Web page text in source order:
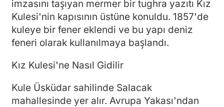
imzasını taşıyan mermer bir tughra yazıtı Kız
Kulesi'nin kapısının üstüne konuldu. 1857'de
kuleye bir fener eklendi ve bu yapı deniz
feneri olarak kullanılmaya başlandı.
Kız Kulesi'ne Nasıl Gidilir
Kule Üsküdar sahilinde Salacak
mahallesinde yer alır. Avrupa Yakası'ndan